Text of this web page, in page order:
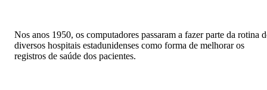
Nos anos 1950, os computadores passaram a fazer parte da rotina
diversos hospitais estadunidenses como forma de melhorar os
registros de saúde dos pacientes.